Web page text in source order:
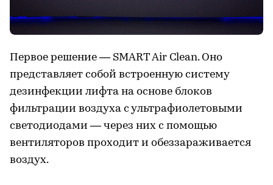
Первое решение — SMART Air Clean. Оно
представляет собой встроенную систему
дезинфекции лифта на основе блоков
фильтрации воздуха с ультрафиолетовыми
светодиодами — через них с помощью
вентиляторов проходит и обеззараживается
воздух.